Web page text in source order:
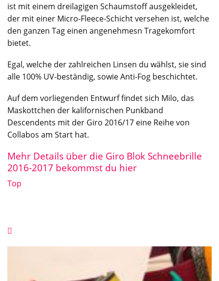
ist mit einem dreilagigen Schaumstoff ausgekleidet,
der mit einer Micro-Fleece-Schicht versehen ist, welche
den ganzen Tag einen angenehmesn Tragekomfort
bietet.
Egal, welche der zahlreichen Linsen du wählst, sie sind
alle 100% UV-beständig, sowie Anti-Fog beschichtet.
Auf dem vorliegenden Entwurf findet sich Milo, das
Maskottchen der kalifornischen Punkband
Descendents mit der Giro 2016/17 eine Reihe von
Collabos am Start hat.
Mehr Details über die Giro Blok Schneebrille
2016-2017 bekommst du hier
Top